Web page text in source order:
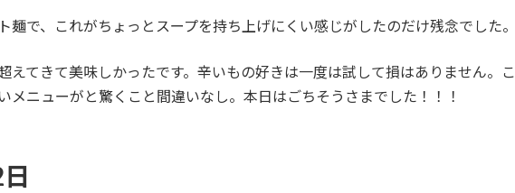
麺で、これがちょっとスープを持ち上げにくい感じがしたのだけ残念でした。
えてきて美味しかったです。辛いもの好きは一度は試して損はありません。こ
メニューがと驚くこと間違いなし。本日はごちそうさまでした！！！